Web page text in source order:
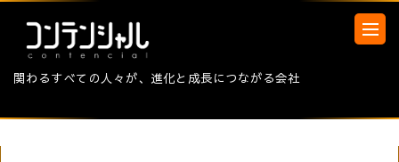
関わるすべての人々が、進化と成長につながる会社